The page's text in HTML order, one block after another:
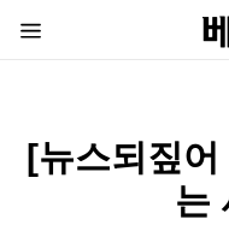
[뉴스되짚어
는